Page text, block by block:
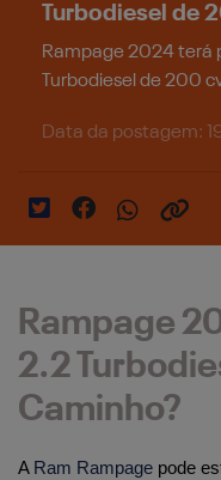
Turbodiesel de
Rampage 2024 terá
Turbodiesel de 200
Data da postagem:
Rampage
2.2
Caminho?
A Ram Rampage pode